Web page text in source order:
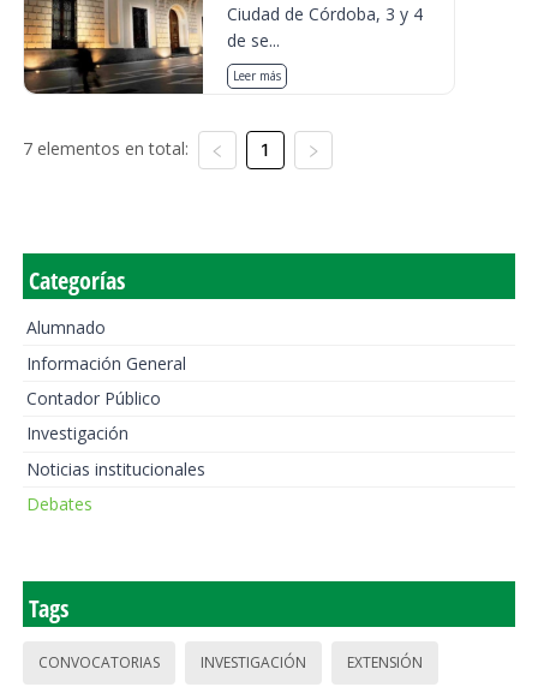
Ciudad de Córdoba, 3 y 4
de se...
Leer más
7 elementos en total: 1
Categorías
Alumnado
Información General
Contador Público
Investigación
Noticias institucionales
Debates
Tags
CONVOCATORIAS INVESTIGACIÓN EXTENSIÓN